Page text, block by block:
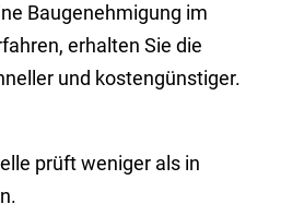
Baugenehmigung im
erhalten Sie die
und kostengünstiger.
prüft weniger als in